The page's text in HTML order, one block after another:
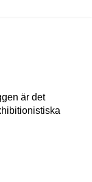
är det